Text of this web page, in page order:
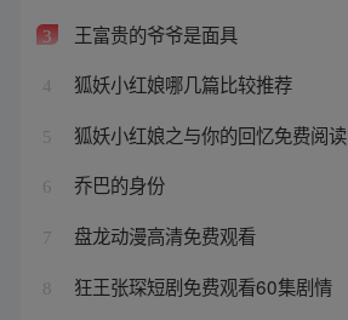
3 王富贵的爷爷是面具
4 狐妖小红娘哪几篇比较推荐
5 狐妖小红娘之与你的回忆免费阅读
6 乔巴的身份
7 盘龙动漫高清免费观看
8 狂王张琛短剧免费观看60集剧情